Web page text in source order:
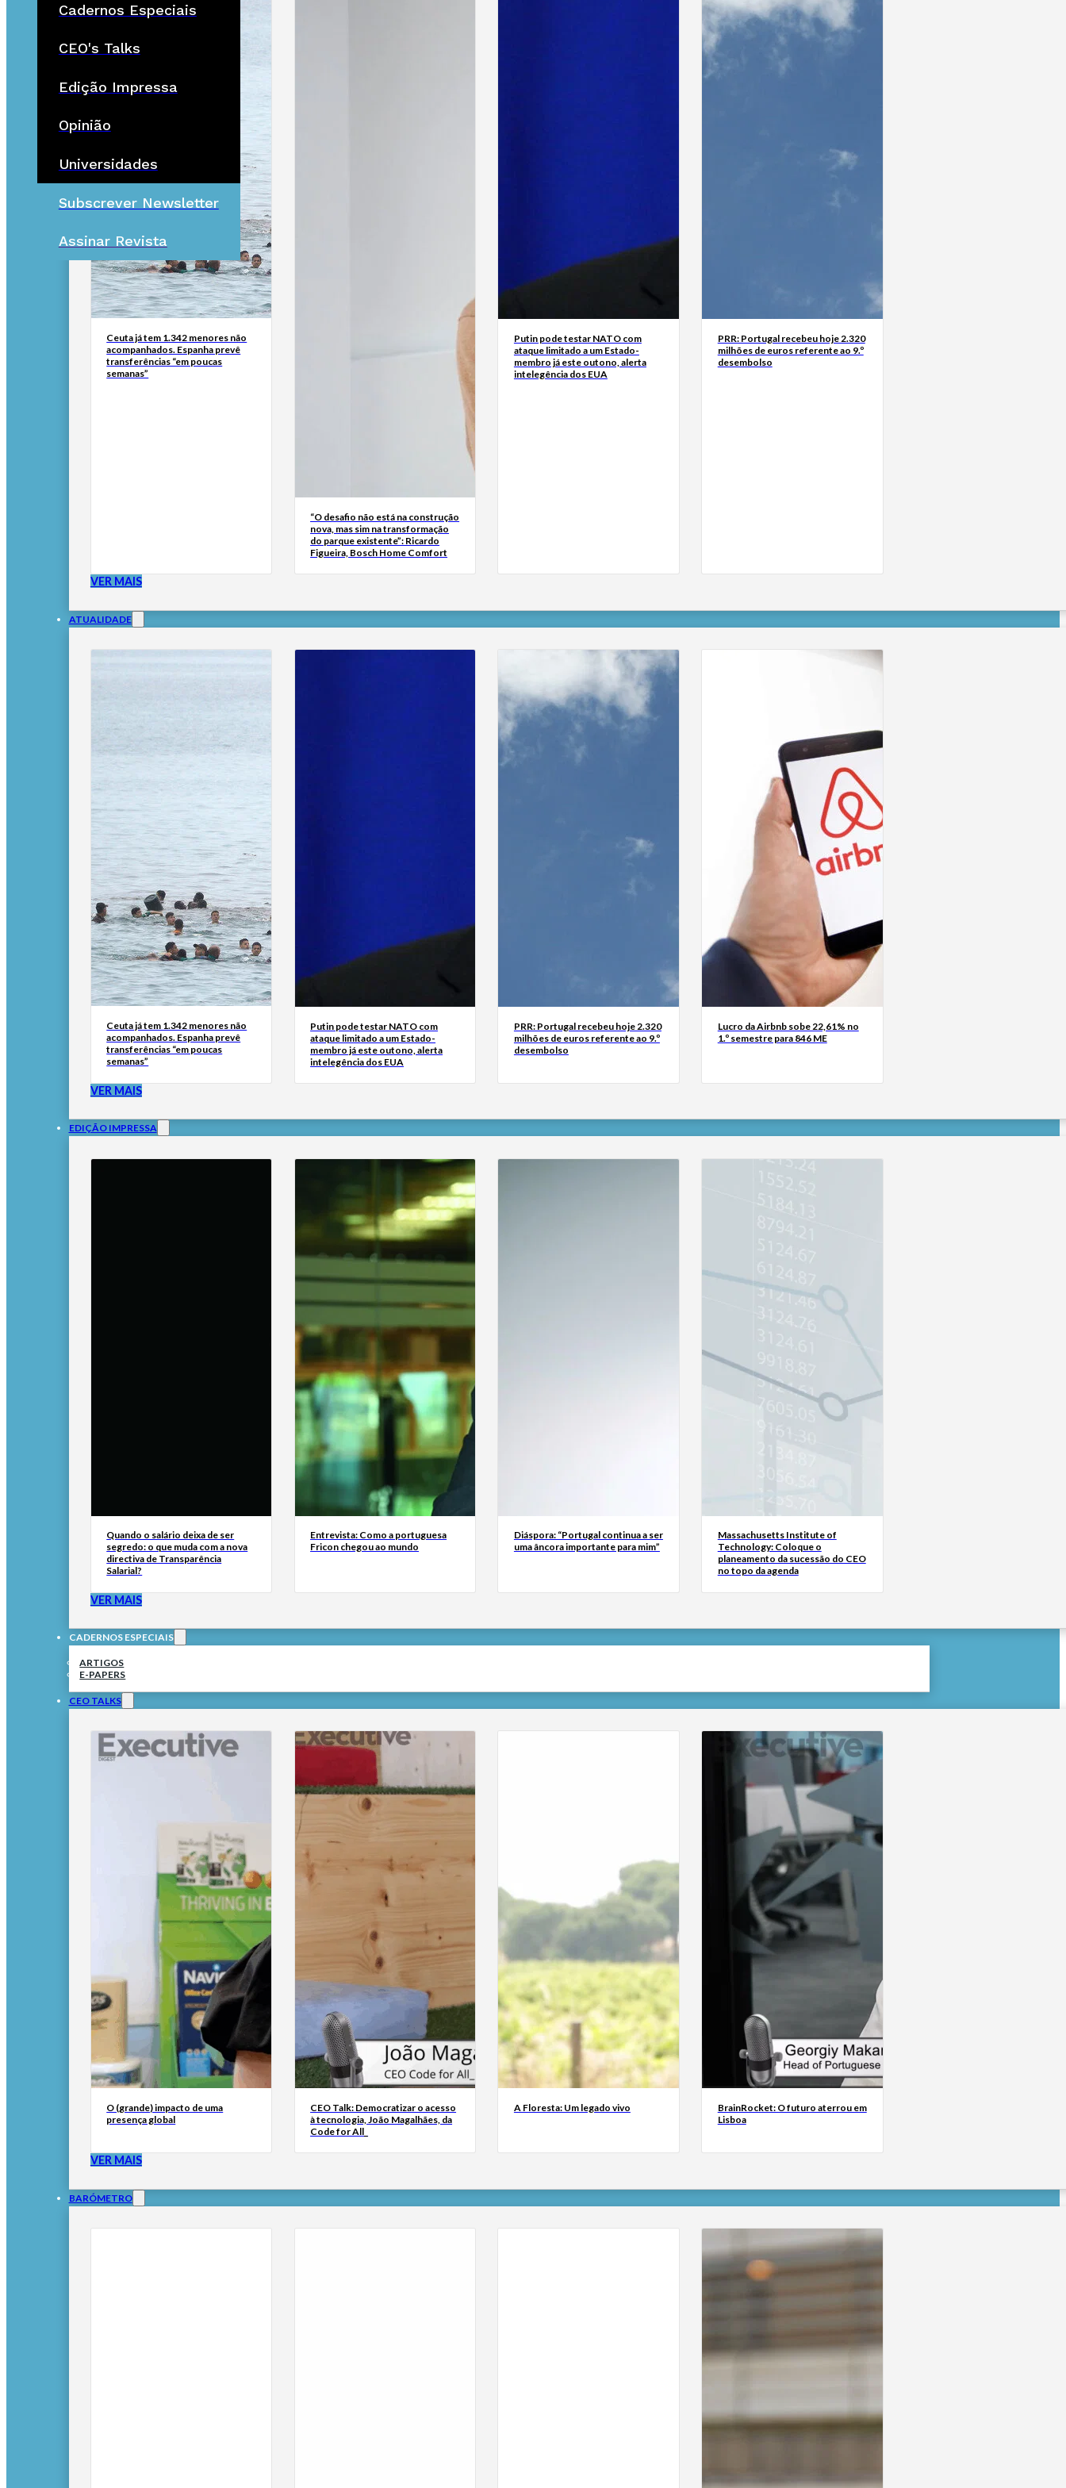
Cadernos Especiais
CEO's Talks
Edição Impressa
Opinião
Universidades
Subscrever Newsletter
Assinar Revista
Ceuta já tem 1.342 menores não
acompanhados. Espanha prevê
transferências “em poucas
semanas”
“O desafio não está na construção
nova, mas sim na transformação
do parque existente”: Ricardo
Figueira, Bosch Home Comfort
Putin pode testar NATO com
ataque limitado a um Estado-
membro já este outono, alerta
intelegência dos EUA
PRR: Portugal recebeu hoje 2.320
milhões de euros referente ao 9.º
desembolso
VER MAIS
ATUALIDADE
Ceuta já tem 1.342 menores não
acompanhados. Espanha prevê
transferências “em poucas
semanas”
Putin pode testar NATO com
ataque limitado a um Estado-
membro já este outono, alerta
intelegência dos EUA
PRR: Portugal recebeu hoje 2.320
milhões de euros referente ao 9.º
desembolso
Lucro da Airbnb sobe 22,61% no
1.º semestre para 846 ME
VER MAIS
EDIÇÃO IMPRESSA
Quando o salário deixa de ser
segredo: o que muda com a nova
directiva de Transparência
Salarial?
Entrevista: Como a portuguesa
Fricon chegou ao mundo
Diáspora: “Portugal continua a ser
uma âncora importante para mim”
Massachusetts Institute of
Technology: Coloque o
planeamento da sucessão do CEO
no topo da agenda
VER MAIS
CADERNOS ESPECIAIS
ARTIGOS
E-PAPERS
CEO TALKS
O (grande) impacto de uma
presença global
CEO Talk: Democratizar o acesso
à tecnologia, João Magalhães, da
Code for All_
A Floresta: Um legado vivo
BrainRocket: O futuro aterrou em
Lisboa
VER MAIS
BARÓMETRO